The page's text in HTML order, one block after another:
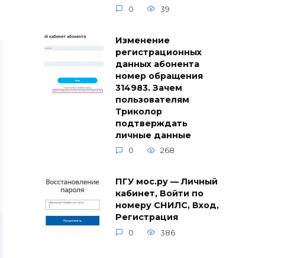
0 39
Изменение
регистрационных
данных абонента
номер обращения
314983. Зачем
пользователям
Триколор
подтверждать
личные данные
0 268
ПГУ мос.ру — Личный
кабинет, Войти по
номеру СНИЛС, Вход,
Регистрация
0 386